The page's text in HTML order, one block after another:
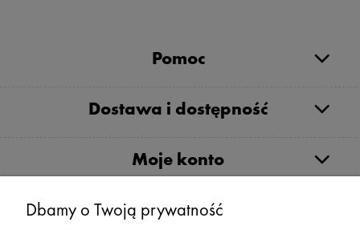
Pomoc
Dostawa i dostępność
Moje konto
Serwis
Dbamy o Twoją prywatność